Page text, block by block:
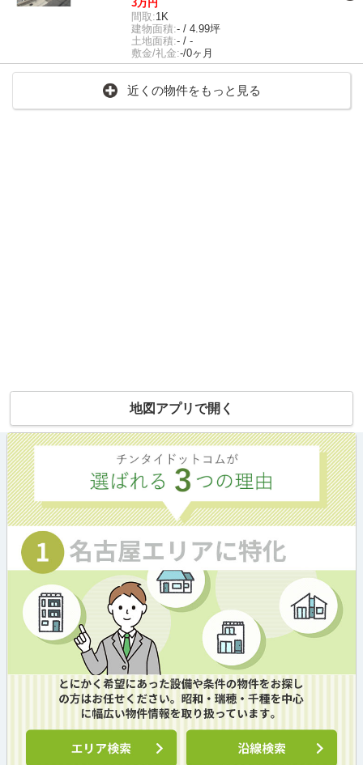
3万円
間取:1K
建物面積:- / 4.99坪
土地面積:- / -
敷金/礼金:-/0ヶ月
近くの物件をもっと見る
地図アプリで開く